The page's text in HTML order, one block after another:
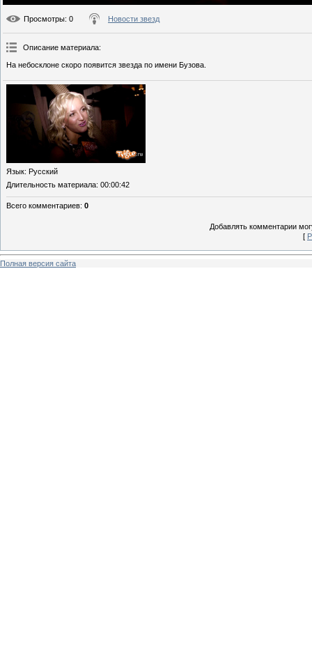
Просмотры: 0 Новости звезд
Описание материала:
На небосклоне скоро появится звезда по имени Бузова.
Язык: Русский
Длительность материала: 00:00:42
Всего комментариев: 0
Добавлять комментарии
[
Полная версия сайта